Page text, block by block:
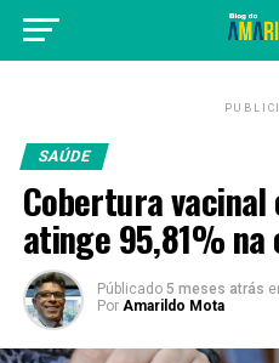
SAÚDE
Cobertura vacinal
atinge 95,81%
Públicado 5 meses atrás
Por Amarildo Mota